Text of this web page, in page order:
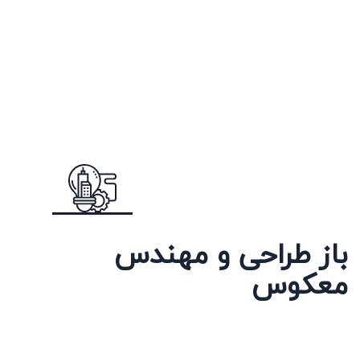
باز طراحی و مهندس
معکوس